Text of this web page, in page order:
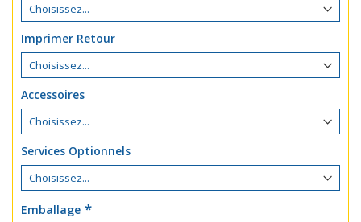
Imprimer Retour
Accessoires
Services Optionnels
Emballage